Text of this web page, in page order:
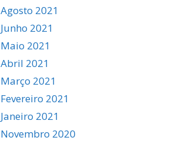
Agosto 2021
Junho 2021
Maio 2021
Abril 2021
Março 2021
Fevereiro 2021
Janeiro 2021
Novembro 2020